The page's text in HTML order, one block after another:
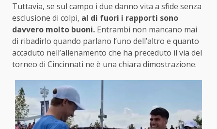
Tuttavia, se sul campo i due danno vita a sfide senza
esclusione di colpi, al di fuori i rapporti sono
davvero molto buoni. Entrambi non mancano mai
di ribadirlo quando parlano l’uno dell’altro e quanto
accaduto nell’allenamento che ha preceduto il via del
torneo di Cincinnati ne è una chiara dimostrazione.